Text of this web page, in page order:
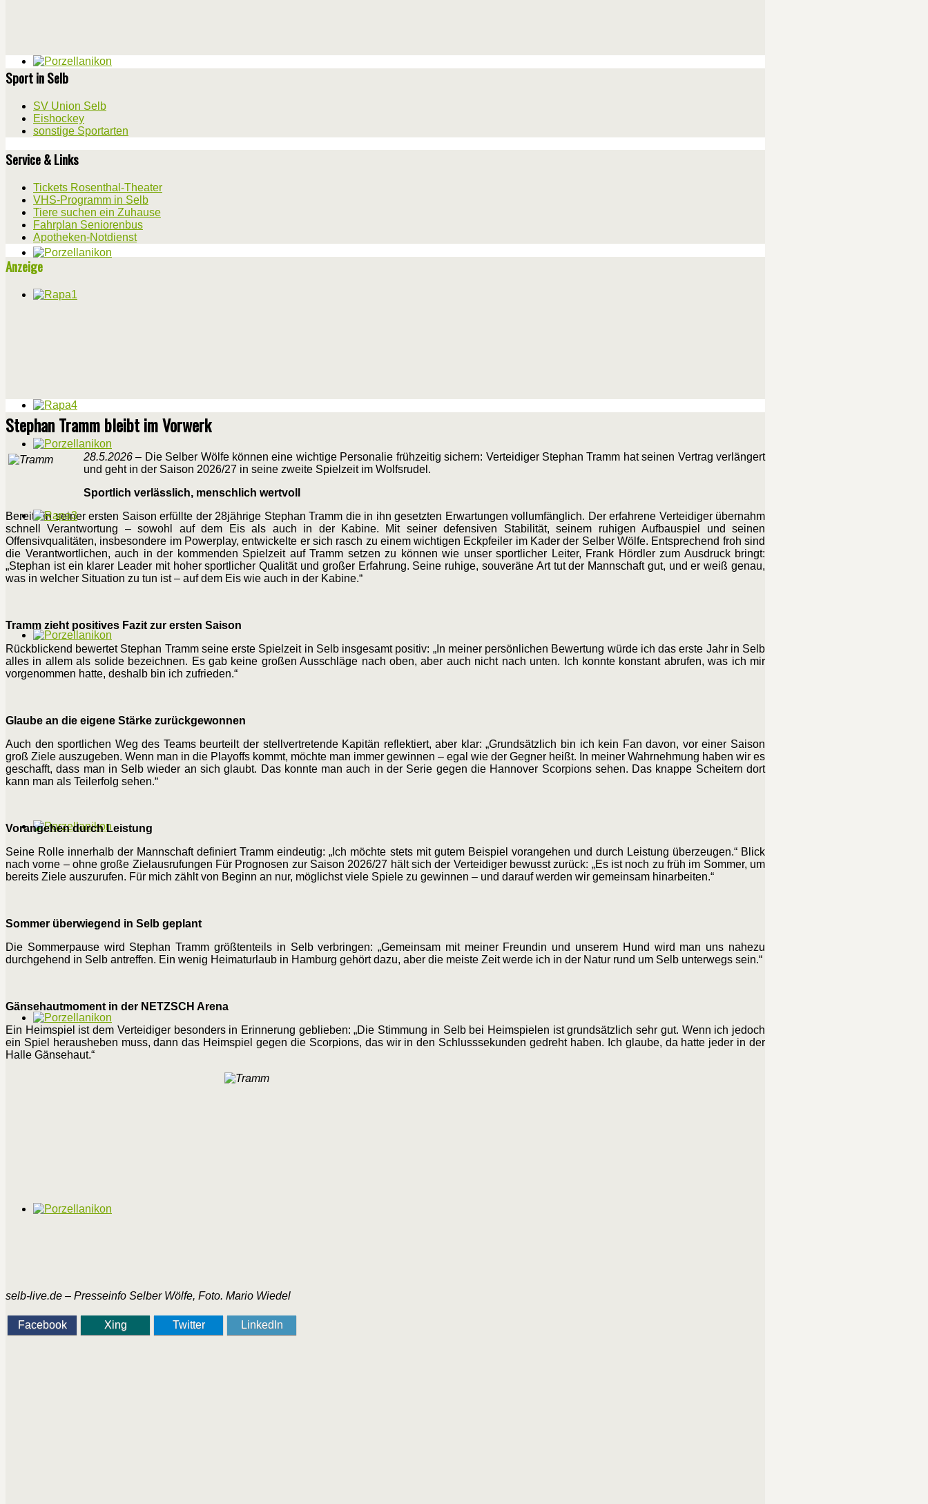
Sport in Selb
SV Union Selb
Eishockey
sonstige Sportarten
Service & Links
Tickets Rosenthal-Theater
VHS-Programm in Selb
Tiere suchen ein Zuhause
Fahrplan Seniorenbus
Apotheken-Notdienst
Anzeige
Stephan Tramm bleibt im Vorwerk
28.5.2026 – Die Selber Wölfe können eine wichtige Personalie frühzeitig sichern: Verteidiger Stephan Tramm hat seinen Vertrag verlängert
und geht in der Saison 2026/27 in seine zweite Spielzeit im Wolfsrudel.
Sportlich verlässlich, menschlich wertvoll
Bereits in seiner ersten Saison erfüllte der 28jährige Stephan Tramm die in ihn gesetzten Erwartungen vollumfänglich. Der erfahrene Verteidiger übernahm
schnell Verantwortung – sowohl auf dem Eis als auch in der Kabine. Mit seiner defensiven Stabilität, seinem ruhigen Aufbauspiel und seinen
Offensivqualitäten, insbesondere im Powerplay, entwickelte er sich rasch zu einem wichtigen Eckpfeiler im Kader der Selber Wölfe. Entsprechend froh sind
die Verantwortlichen, auch in der kommenden Spielzeit auf Tramm setzen zu können wie unser sportlicher Leiter, Frank Hördler zum Ausdruck bringt:
„Stephan ist ein klarer Leader mit hoher sportlicher Qualität und großer Erfahrung. Seine ruhige, souveräne Art tut der Mannschaft gut, und er weiß genau,
was in welcher Situation zu tun ist – auf dem Eis wie auch in der Kabine.“
Tramm zieht positives Fazit zur ersten Saison
Rückblickend bewertet Stephan Tramm seine erste Spielzeit in Selb insgesamt positiv: „In meiner persönlichen Bewertung würde ich das erste Jahr in Selb
alles in allem als solide bezeichnen. Es gab keine großen Ausschläge nach oben, aber auch nicht nach unten. Ich konnte konstant abrufen, was ich mir
vorgenommen hatte, deshalb bin ich zufrieden.“
Glaube an die eigene Stärke zurückgewonnen
Auch den sportlichen Weg des Teams beurteilt der stellvertretende Kapitän reflektiert, aber klar: „Grundsätzlich bin ich kein Fan davon, vor einer Saison
groß Ziele auszugeben. Wenn man in die Playoffs kommt, möchte man immer gewinnen – egal wie der Gegner heißt. In meiner Wahrnehmung haben wir es
geschafft, dass man in Selb wieder an sich glaubt. Das konnte man auch in der Serie gegen die Hannover Scorpions sehen. Das knappe Scheitern dort
kann man als Teilerfolg sehen.“
Vorangehen durch Leistung
Seine Rolle innerhalb der Mannschaft definiert Tramm eindeutig: „Ich möchte stets mit gutem Beispiel vorangehen und durch Leistung überzeugen.“ Blick
nach vorne – ohne große Zielausrufungen Für Prognosen zur Saison 2026/27 hält sich der Verteidiger bewusst zurück: „Es ist noch zu früh im Sommer, um
bereits Ziele auszurufen. Für mich zählt von Beginn an nur, möglichst viele Spiele zu gewinnen – und darauf werden wir gemeinsam hinarbeiten.“
Sommer überwiegend in Selb geplant
Die Sommerpause wird Stephan Tramm größtenteils in Selb verbringen: „Gemeinsam mit meiner Freundin und unserem Hund wird man uns nahezu
durchgehend in Selb antreffen. Ein wenig Heimaturlaub in Hamburg gehört dazu, aber die meiste Zeit werde ich in der Natur rund um Selb unterwegs sein.“
Gänsehautmoment in der NETZSCH Arena
Ein Heimspiel ist dem Verteidiger besonders in Erinnerung geblieben: „Die Stimmung in Selb bei Heimspielen ist grundsätzlich sehr gut. Wenn ich jedoch
ein Spiel herausheben muss, dann das Heimspiel gegen die Scorpions, das wir in den Schlusssekunden gedreht haben. Ich glaube, da hatte jeder in der
Halle Gänsehaut.“
selb-live.de – Presseinfo Selber Wölfe, Foto. Mario Wiedel
Facebook Xing Twitter LinkedIn